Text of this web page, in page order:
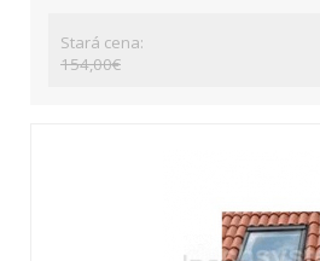
Stará cena:
154,00€